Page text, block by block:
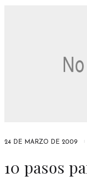
24 DE MARZO DE 2009
10 pasos